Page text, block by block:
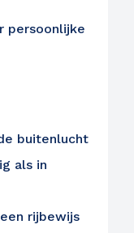
persoonlijke
buitenlucht
als in
rijbewijs
in